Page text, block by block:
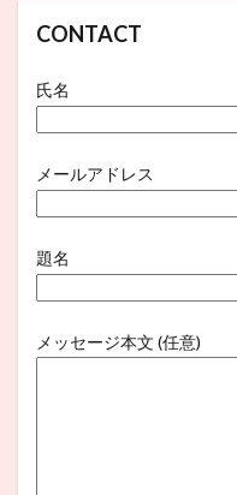
CONTACT
氏名
メールアドレス
題名
メッセージ本文 (任意)